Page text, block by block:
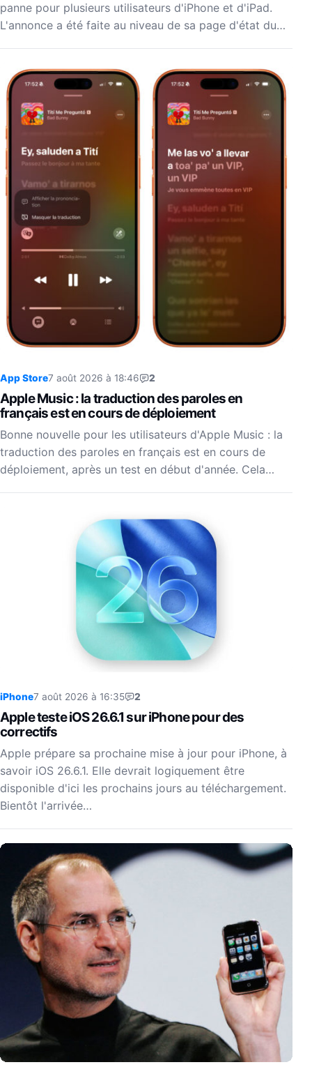
panne pour plusieurs utilisateurs d'iPhone et d'iPad.
L'annonce a été faite au niveau de sa page d'état du…
App Store7 août 2026 à 18:46 2
Apple Music : la traduction des paroles en
français est en cours de déploiement
Bonne nouvelle pour les utilisateurs d'Apple Music : la
traduction des paroles en français est en cours de
déploiement, après un test en début d'année. Cela…
iPhone7 août 2026 à 16:35 2
Apple teste iOS 26.6.1 sur iPhone pour des
correctifs
Apple prépare sa prochaine mise à jour pour iPhone, à
savoir iOS 26.6.1. Elle devrait logiquement être
disponible d'ici les prochains jours au téléchargement.
Bientôt l'arrivée…